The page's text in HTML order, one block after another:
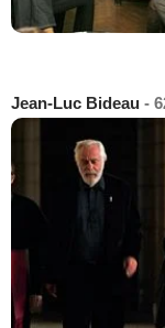
Jean-Luc Bideau -